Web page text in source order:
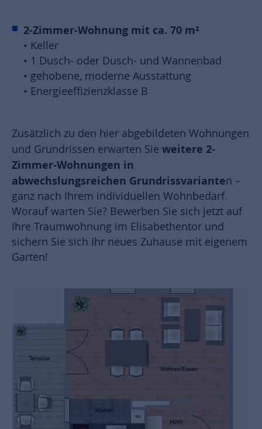
2-Zimmer-Wohnung mit ca. 70 m²
• Keller
• 1 Dusch- oder Dusch- und Wannenbad
• gehobene, moderne Ausstattung
• Energieeffizienzklasse B
Zusätzlich zu den hier abgebildeten Wohnungen
und Grundrissen erwarten Sie weitere 2-
Zimmer-Wohnungen in
abwechslungsreichen Grundrissvarianten –
ganz nach Ihrem individuellen Wohnbedarf.
Worauf warten Sie? Bewerben Sie sich jetzt auf
Ihre Traumwohnung im Elisabethentor und
sichern Sie sich Ihr neues Zuhause mit eigenem
Garten!